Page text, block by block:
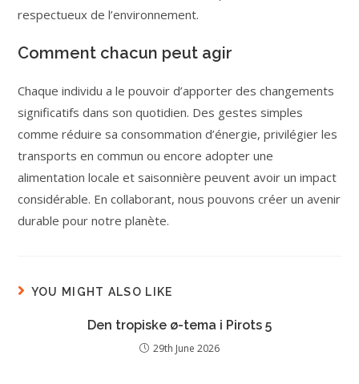
respectueux de l’environnement.
Comment chacun peut agir
Chaque individu a le pouvoir d’apporter des changements
significatifs dans son quotidien. Des gestes simples
comme réduire sa consommation d’énergie, privilégier les
transports en commun ou encore adopter une
alimentation locale et saisonnière peuvent avoir un impact
considérable. En collaborant, nous pouvons créer un avenir
durable pour notre planète.
YOU MIGHT ALSO LIKE
Den tropiske ø-tema i Pirots 5
29th June 2026